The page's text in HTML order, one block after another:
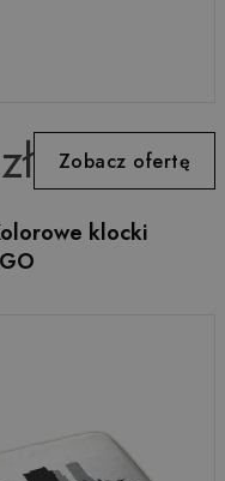
Zobacz ofertę
klocki